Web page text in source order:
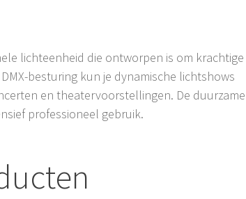
lichteenheid die ontworpen is om krachtige
besturing kun je dynamische lichtshows
en theatervoorstellingen. De duurzame
professioneel gebruik.